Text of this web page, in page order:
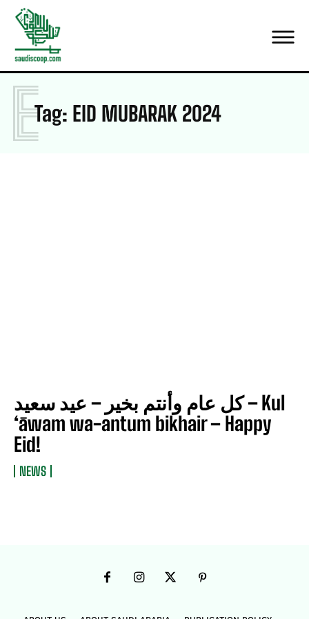
Tag: EID MUBARAK 2024
E
كل عام وأنتم بخير – عيد سعيد – Kul
‘āwam wa-antum bikhair – Happy
Eid!
NEWS